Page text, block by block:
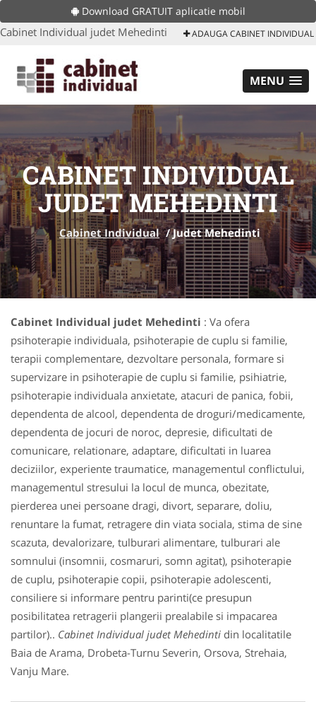
Download GRATUIT aplicatie mobil
Cabinet Individual judet Mehedinti ADAUGA CABINET INDIVIDUAL
MENU
CABINET INDIVIDUAL
JUDET MEHEDINTI
Cabinet Individual /Judet Mehedinti
Cabinet Individual judet Mehedinti : Va ofera
psihoterapie individuala, psihoterapie de cuplu si familie,
terapii complementare, dezvoltare personala, formare si
supervizare in psihoterapie de cuplu si familie, psihiatrie,
psihoterapie individuala anxietate, atacuri de panica, fobii,
dependenta de alcool, dependenta de droguri/medicamente,
dependenta de jocuri de noroc, depresie, dificultati de
comunicare, relationare, adaptare, dificultati in luarea
deciziilor, experiente traumatice, managementul conflictului,
managementul stresului la locul de munca, obezitate,
pierderea unei persoane dragi, divort, separare, doliu,
renuntare la fumat, retragere din viata sociala, stima de sine
scazuta, devalorizare, tulburari alimentare, tulburari ale
somnului (insomnii, cosmaruri, somn agitat), psihoterapie
de cuplu, psihoterapie copii, psihoterapie adolescenti,
consiliere si informare pentru parinti(ce presupun
posibilitatea retragerii plangerii prealabile si impacarea
partilor).. Cabinet Individual judet Mehedinti din localitatile
Baia de Arama, Drobeta-Turnu Severin, Orsova, Strehaia,
Vanju Mare.